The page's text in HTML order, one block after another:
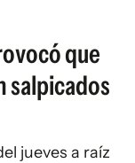
que
salpicados
jueves a raíz